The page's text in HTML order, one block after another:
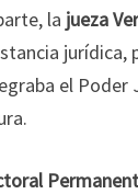
la jueza
el Poder